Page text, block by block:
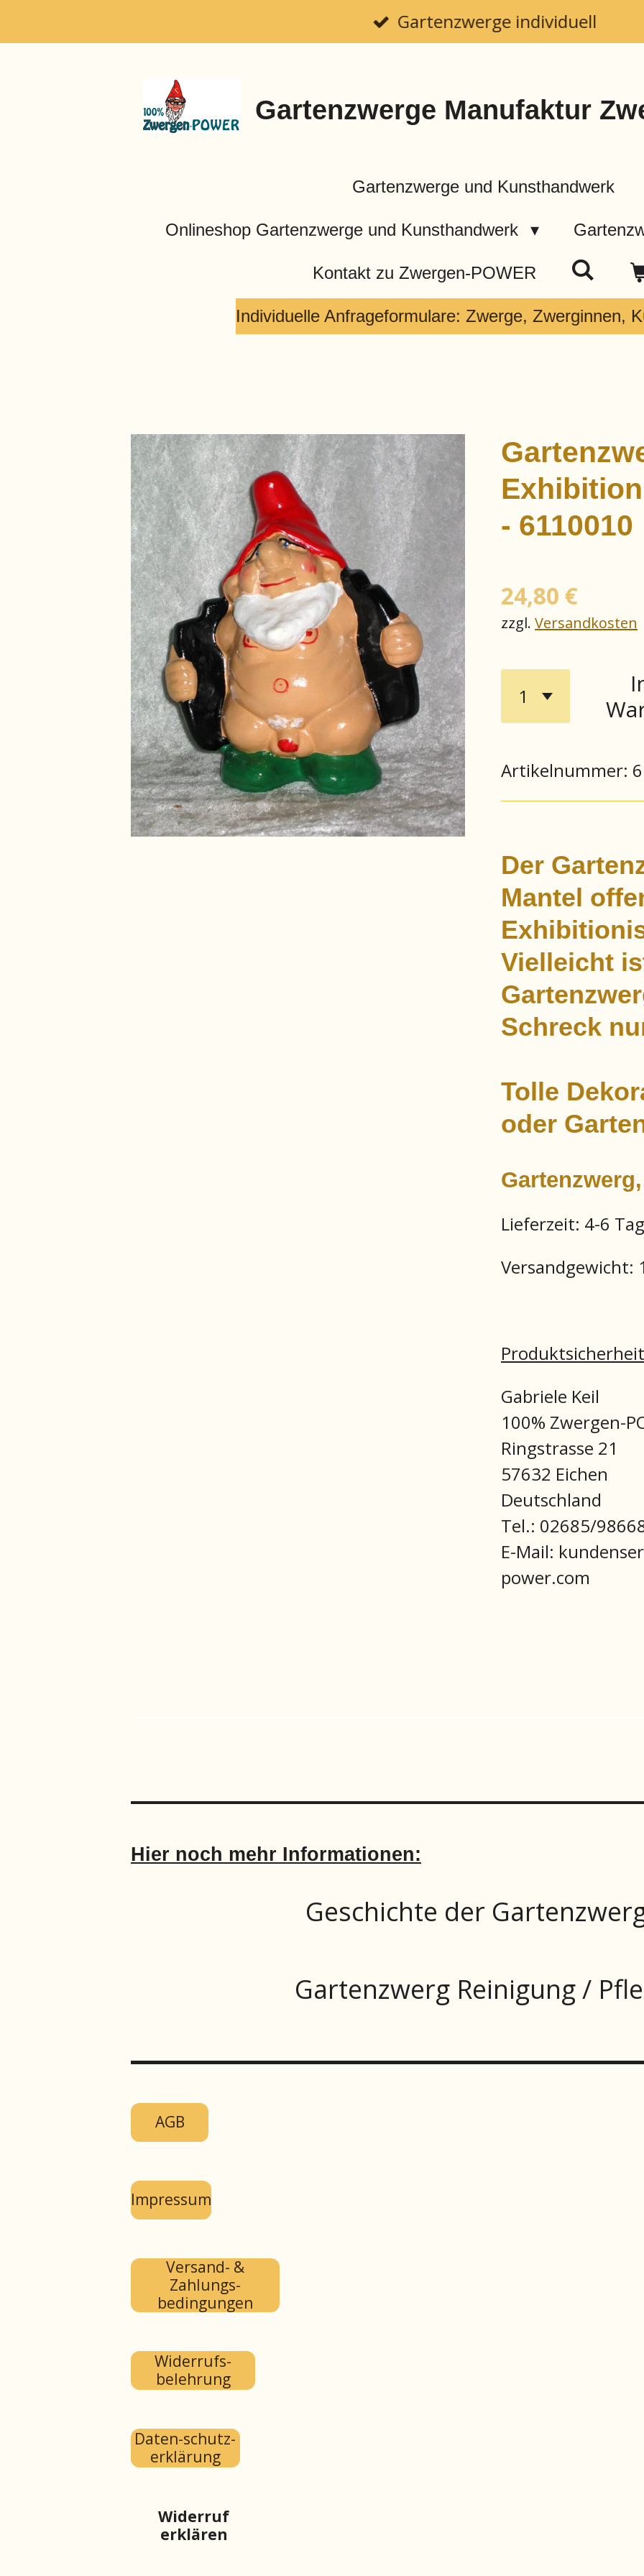
Hauptinhalt
Gartenzwerge individuell
Gartenzwerge Manufaktur
Gartenzwerge und Kunsthandwerk
Onlineshop Gartenzwerge und Kunsthandwerk
Kontakt zu Zwergen-POWER
Individuelle Anfrageformulare: Zwerge, Zwerginnen,
- 6110010
24,80 €
zzgl. Versandkosten
Artikelnummer:
Der
Mantel
Vielleicht
Schreck
Tolle
oder
Lieferzeit: 4-6
Versandgewicht:
Gabriele Keil
100% Zwergen-
Ringstrasse 21
57632 Eichen
Deutschland
Tel.: 02685/
E-Mail:
power.com
Hier noch mehr Informationen:
Geschichte der
Gartenzwerg Reinigung /
AGB
Impressum
Versand- &
Zahlungs-
bedingungen
Widerrufs-
belehrung
Daten-schutz-
erklärung
Widerruf
erklären